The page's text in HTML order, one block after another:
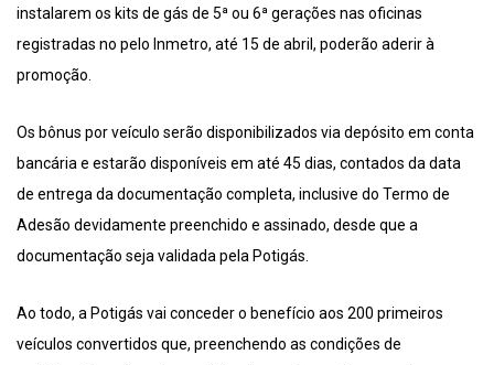
instalarem os kits de gás de 5ª ou 6ª gerações nas oficinas
registradas no pelo Inmetro, até 15 de abril, poderão aderir à
promoção.
Os bônus por veículo serão disponibilizados via depósito em conta
bancária e estarão disponíveis em até 45 dias, contados da data
de entrega da documentação completa, inclusive do Termo de
Adesão devidamente preenchido e assinado, desde que a
documentação seja validada pela Potigás.
Ao todo, a Potigás vai conceder o benefício aos 200 primeiros
veículos convertidos que, preenchendo as condições de